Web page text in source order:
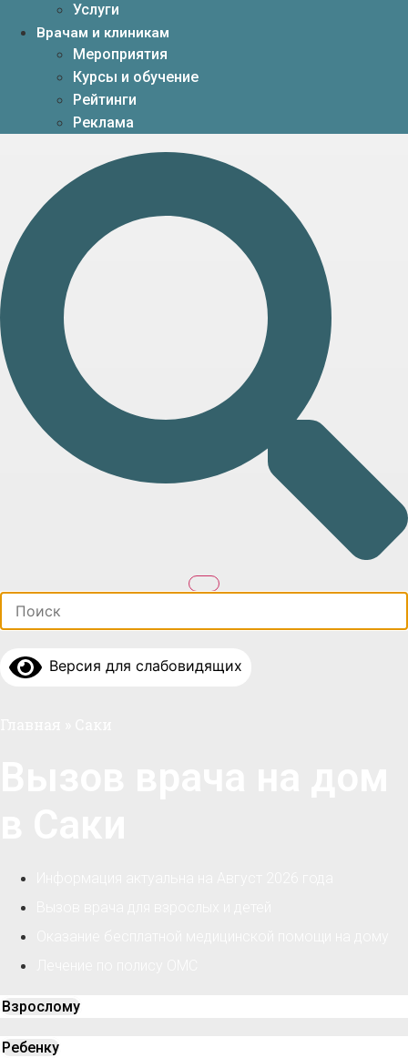
Услуги
Врачам и клиникам
Мероприятия
Курсы и обучение
Рейтинги
Реклама
Версия для слабовидящих
Взрослому
Ребенку